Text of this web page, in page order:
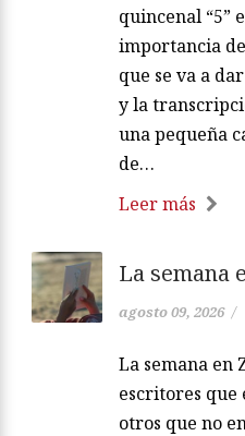
quincenal “5”
importancia
que se va a
y la
una pequeña
de…
Leer más
La semana
agosto 09, 2026 /
La semana en
escritores que
otros que no